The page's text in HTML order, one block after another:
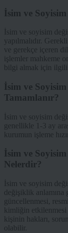
İsim ve
İsim ve soyisim
yapılmalıdır.
ve gerekçe içeren
işlemler mahkeme
bilgi almak için ilgili
İsim ve
Tamamlanır?
İsim ve soyisim
genellikle 1-3 ay
kurumun işleme
İsim ve
Nelerdir?
İsim ve soyisim
değişiklik anlamına
güncellenmesi,
kimliğin etkilenmesi
kişinin hakları,
olabilir.